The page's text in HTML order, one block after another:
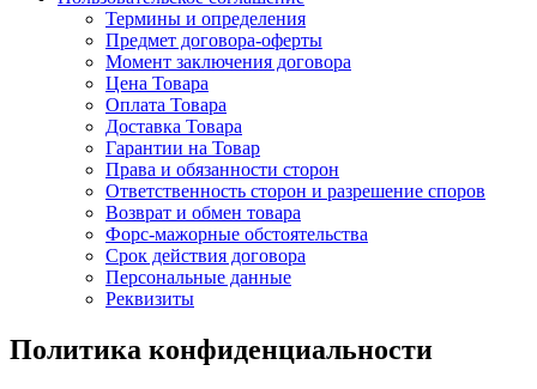
Термины и определения
Предмет договора-оферты
Момент заключения договора
Цена Товара
Оплата Товара
Доставка Товара
Гарантии на Товар
Права и обязанности сторон
Ответственность сторон и разрешение споров
Возврат и обмен товара
Форс-мажорные обстоятельства
Срок действия договора
Персональные данные
Реквизиты
Политика конфиденциальности